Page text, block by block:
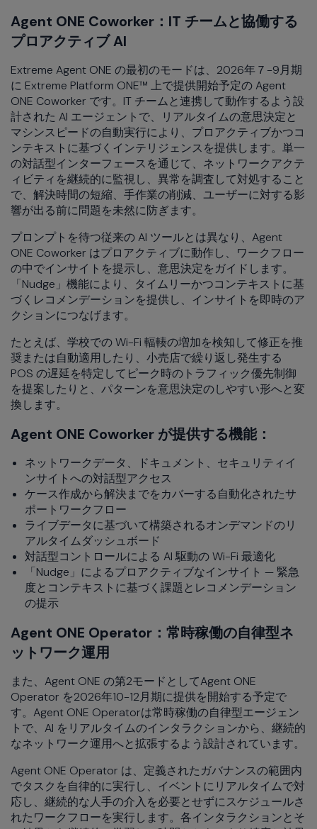
Agent ONE Coworker：IT チームと協働する
プロアクティブ AI
Extreme Agent ONE の最初のモードは、2026年７−9月期
に Extreme Platform ONE™ 上で提供開始予定の Agent
ONE Coworker です。IT チームと連携して動作するよう設
計された AI エージェントで、リアルタイムの意思決定と
マシンスピードの自動実行により、プロアクティブかつコ
ンテキストに基づくインテリジェンスを提供します。単一
の対話型インターフェースを通じて、ネットワークアクテ
ィビティを継続的に監視し、異常を調査して対処すること
で、解決時間の短縮、手作業の削減、ユーザーに対する影
響が出る前に問題を未然に防ぎます。
プロンプトを待つ従来の AI ツールとは異なり、Agent
ONE Coworker はプロアクティブに動作し、ワークフロー
の中でインサイトを提示し、意思決定をガイドします。
「Nudge」機能により、タイムリーかつコンテキストに基
づくレコメンデーションを提供し、インサイトを即時のア
クションにつなげます。
たとえば、学校での Wi-Fi 輻輳の増加を検知して修正を推
奨または自動適用したり、小売店で繰り返し発生する
POS の遅延を特定してピーク時のトラフィック優先制御
を提案したりと、パターンを意思決定のしやすい形へと変
換します。
Agent ONE Coworker が提供する機能：
ネットワークデータ、ドキュメント、セキュリティイ
ンサイトへの対話型アクセス
ケース作成から解決までをカバーする自動化されたサ
ポートワークフロー
ライブデータに基づいて構築されるオンデマンドのリ
アルタイムダッシュボード
対話型コントロールによる AI 駆動の Wi-Fi 最適化
「Nudge」によるプロアクティブなインサイト — 緊急
度とコンテキストに基づく課題とレコメンデーション
の提示
Agent ONE Operator：常時稼働の自律型ネ
ットワーク運用
また、Agent ONE の第2モードとしてAgent ONE
Operator を2026年10−12月期に提供を開始する予定で
す。Agent ONE Operatorは常時稼働の自律型エージェン
トで、AI をリアルタイムのインタラクションから、継続的
なネットワーク運用へと拡張するよう設計されています。
Agent ONE Operator は、定義されたガバナンスの範囲内
でタスクを自律的に実行し、イベントにリアルタイムで対
応し、継続的な人手の介入を必要とせずにスケジュールさ
れたワークフローを実行します。各インタラクションとそ